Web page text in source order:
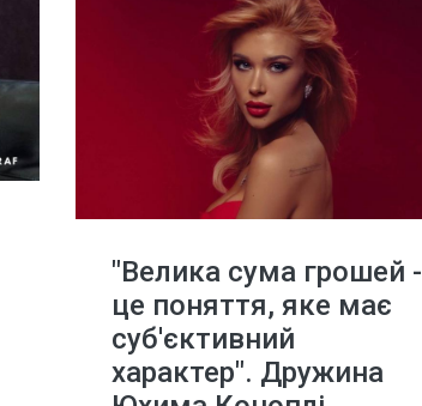
"Велика сума грошей -
це поняття, яке має
суб'єктивний
характер". Дружина